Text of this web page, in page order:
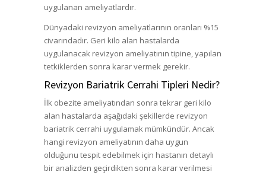
uygulanan ameliyatlardır.
Dünyadaki revizyon ameliyatlarının oranları %15
civarındadır. Geri kilo alan hastalarda
uygulanacak revizyon ameliyatının tipine, yapılan
tetkiklerden sonra karar vermek gerekir.
Revizyon Bariatrik Cerrahi Tipleri Nedir?
İlk obezite ameliyatından sonra tekrar geri kilo
alan hastalarda aşağıdaki şekillerde revizyon
bariatrik cerrahi uygulamak mümkündür. Ancak
hangi revizyon ameliyatının daha uygun
olduğunu tespit edebilmek için hastanın detaylı
bir analizden geçirdikten sonra karar verilmesi